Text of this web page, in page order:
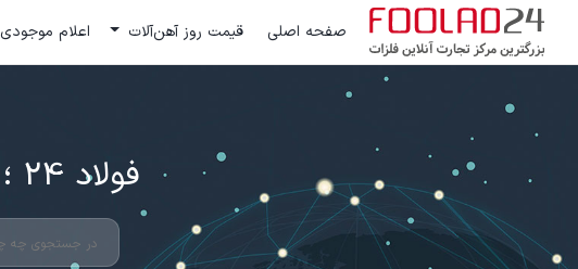
صفحه اصلی قیمت روز آهن‌آلات اعلام موجودی
فولاد 24 ؛ بزرگترین مرکز تجارت آنلاین فلزات